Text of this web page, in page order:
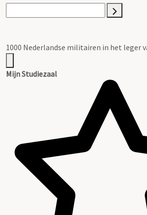
1000 Nederlandse militairen in het leger
Mijn Studiezaal